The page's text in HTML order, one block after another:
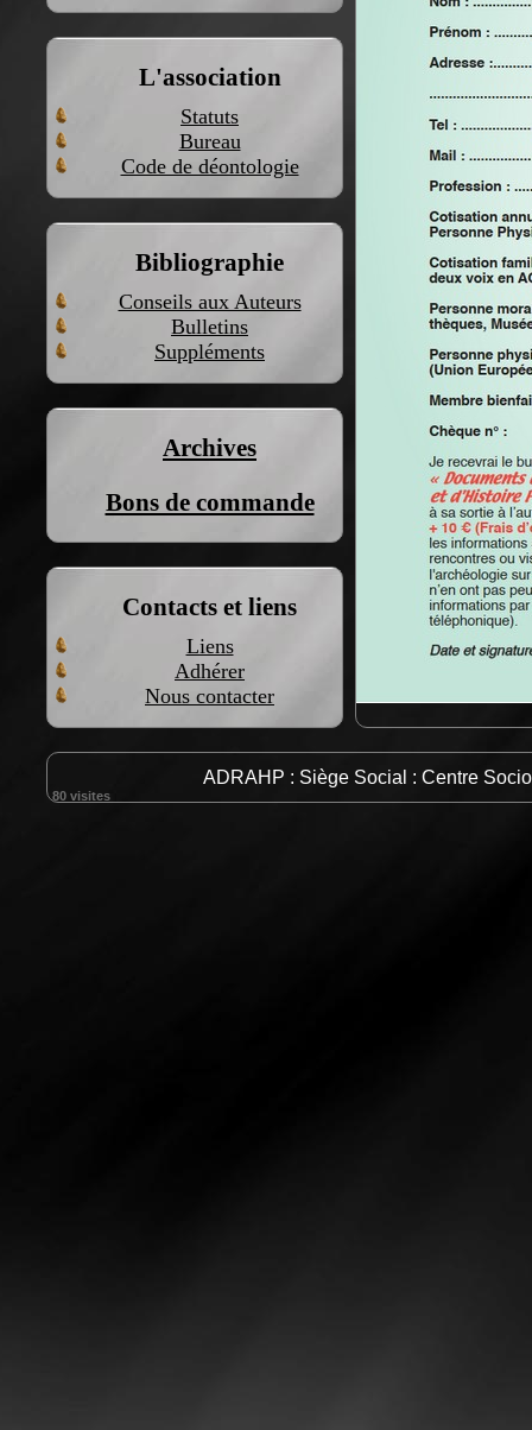
L'association
Statuts
Bureau
Code de déontologie
Bibliographie
Conseils aux Auteurs
Bulletins
Suppléments
Archives
Bons de commande
Contacts et liens
Liens
Adhérer
Nous contacter
ADRAHP : Siège Social : Centre
80 visites